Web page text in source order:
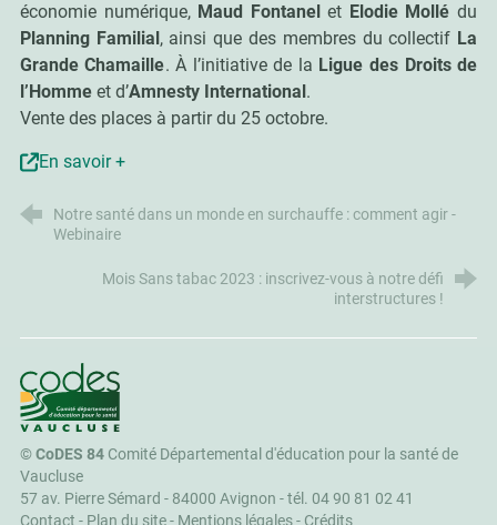
économie numérique, Maud Fontanelet Elodie Mollé du
Planning Familial, ainsi que des membres du collectif La
Grande Chamaille. À l’initiative de la Ligue des Droits de
l’Hommeet d’Amnesty International.
Vente des places à partir du 25 octobre.
En savoir +
Notre santé dans un monde en surchauffe : comment agir -
Webinaire
Mois Sans tabac 2023 : inscrivez-vous à notre défi
interstructures !
CoDES 84
©CoDES 84Comité Départemental d'éducation pour la santé de
Vaucluse
57 av. Pierre Sémard - 84000 Avignon -tél. 04 90 81 02 41
Contact - Plan du site- Mentions légales- Crédits